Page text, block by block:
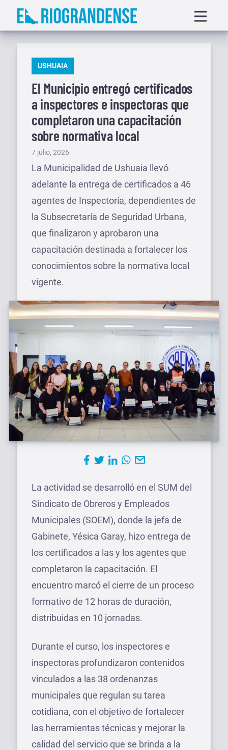
Saltar
menu
PUBLICADO
USHUAIA
El Municipio entregó certificados
a inspectores e inspectoras que
completaron una capacitación
sobre normativa local
Publicado
el
7 julio, 2026
La Municipalidad de Ushuaia llevó
adelante la entrega de certificados a 46
agentes de Inspectoría, dependientes de
la Subsecretaría de Seguridad Urbana,
que finalizaron y aprobaron una
capacitación destinada a fortalecer los
conocimientos sobre la normativa local
vigente.
La actividad se desarrolló en el SUM del
Sindicato de Obreros y Empleados
Municipales (SOEM), donde la jefa de
Gabinete, Yésica Garay, hizo entrega de
los certificados a las y los agentes que
completaron la capacitación. El
encuentro marcó el cierre de un proceso
formativo de 12 horas de duración,
distribuidas en 10 jornadas.
Durante el curso, los inspectores e
inspectoras profundizaron contenidos
vinculados a las 38 ordenanzas
municipales que regulan su tarea
cotidiana, con el objetivo de fortalecer
las herramientas técnicas y mejorar la
calidad del servicio que se brinda a la